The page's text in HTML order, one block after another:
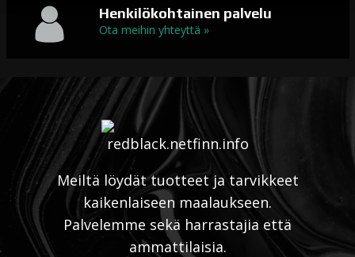
Henkilökohtainen palvelu
Ota meihin yhteyttä »
Meiltä löydät tuotteet ja tarvikkeet
kaikenlaiseen maalaukseen.
Palvelemme sekä harrastajia että
ammattilaisia.